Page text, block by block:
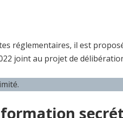
réglementaires, il est
joint au projet de